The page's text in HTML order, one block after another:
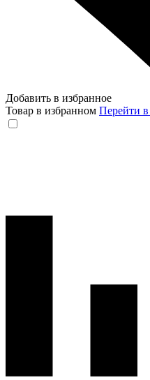
Добавить в избранное
Товар в избранном Перейти